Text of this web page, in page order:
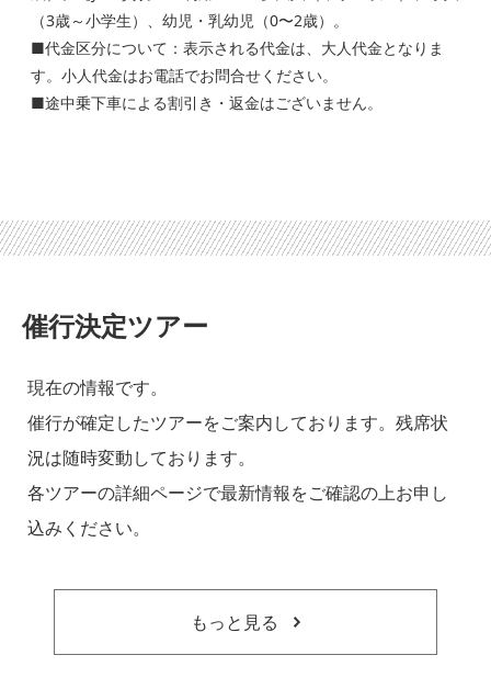
（3歳～小学生）、幼児・乳幼児（0〜2歳）。
■代金区分について：表示される代金は、大人代金となりま
す。小人代金はお電話でお問合せください。
■途中乗下車による割引き・返金はございません。
催行決定ツアー
現在の情報です。
催行が確定したツアーをご案内しております。残席状
況は随時変動しております。
各ツアーの詳細ページで最新情報をご確認の上お申し
込みください。
もっと見る